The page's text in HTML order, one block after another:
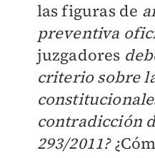
las figuras de
preventiva
juzgadores
criterio sobre
contradicción
293/2011?